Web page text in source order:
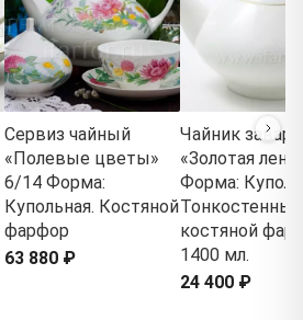
Сервиз чайный
«Полевые цветы»
6/14 Форма:
Купольная. Костяной
фарфор
63 880 ₽
Чайник
«Золотая
Форма:
Тонкостенный
костяной
1400 мл.
24 400 ₽